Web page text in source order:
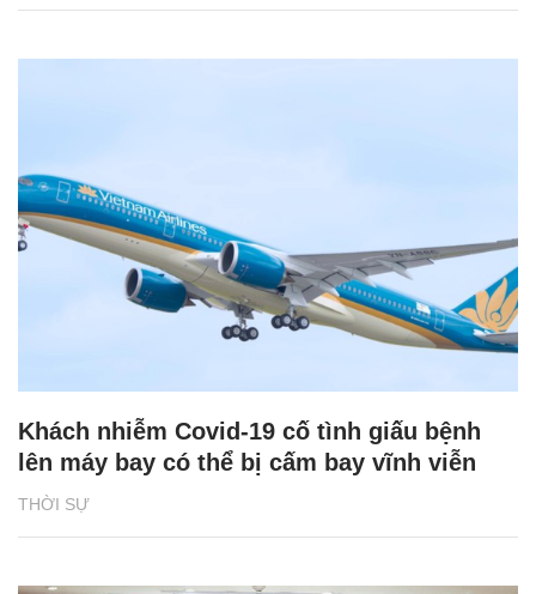
THỜI SỰ
Khách nhiễm Covid-19 cố tình giấu bệnh
lên máy bay có thể bị cấm bay vĩnh viễn